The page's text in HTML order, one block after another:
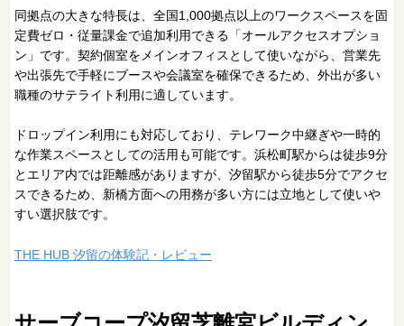
同拠点の大きな特長は、全国1,000拠点以上のワークスペースを固
定費ゼロ・従量課金で追加利用できる「オールアクセスオプショ
ン」です。契約個室をメインオフィスとして使いながら、営業先
や出張先で手軽にブースや会議室を確保できるため、外出が多い
職種のサテライト利用に適しています。
ドロップイン利用にも対応しており、テレワーク中継ぎや一時的
な作業スペースとしての活用も可能です。浜松町駅からは徒歩9分
とエリア内では距離感がありますが、汐留駅から徒歩5分でアクセ
スできるため、新橋方面への用務が多い方には立地として使いや
すい選択肢です。
THE HUB 汐留の体験記・レビュー